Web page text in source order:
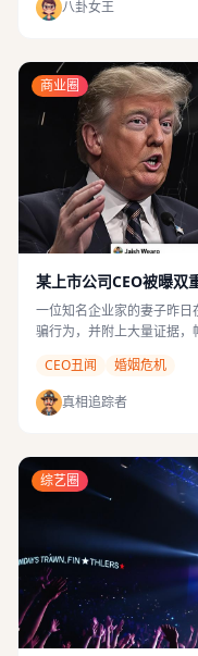
八卦女王
商业圈
某上市公司CEO被曝双
一位知名企业家的妻子昨
骗行为，并附上大量证据，
CEO丑闻
婚姻危机
真相追踪者
综艺圈